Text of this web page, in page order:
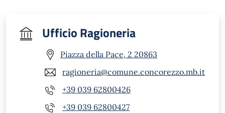
Ufficio Ragioneria
Piazza della Pace, 2 20863
ragioneria@comune.concorezzo.mb.it
+39 039 62800426
+39 039 62800427